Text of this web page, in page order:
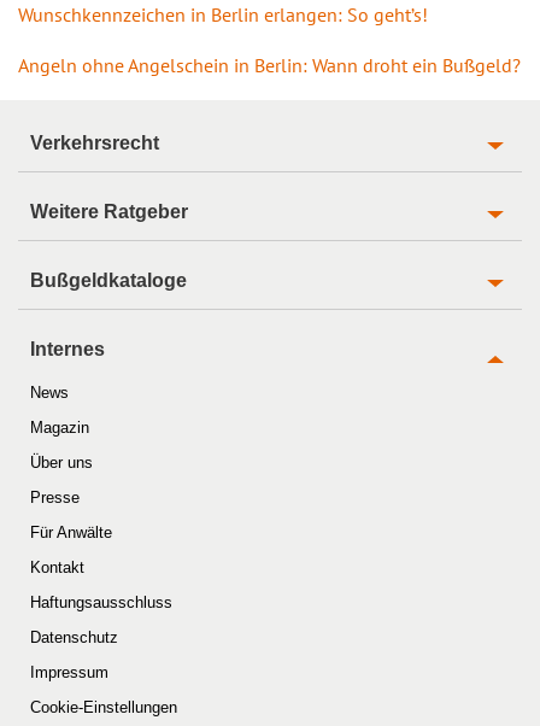
Wunschkennzeichen in Berlin erlangen: So geht’s!
Angeln ohne Angelschein in Berlin: Wann droht ein Bußgeld?
Verkehrsrecht
Weitere Ratgeber
Bußgeldkataloge
Internes
News
Magazin
Über uns
Presse
Für Anwälte
Kontakt
Haftungsausschluss
Datenschutz
Impressum
Cookie-Einstellungen